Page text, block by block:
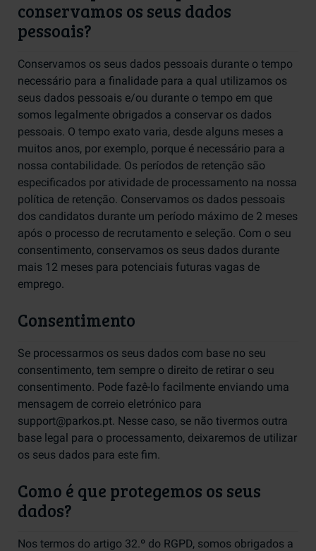
conservamos os seus dados
pessoais?
Conservamos os seus dados pessoais durante o tempo
necessário para a finalidade para a qual utilizamos os
seus dados pessoais e/ou durante o tempo em que
somos legalmente obrigados a conservar os dados
pessoais. O tempo exato varia, desde alguns meses a
muitos anos, por exemplo, porque é necessário para a
nossa contabilidade. Os períodos de retenção são
especificados por atividade de processamento na nossa
política de retenção. Conservamos os dados pessoais
dos candidatos durante um período máximo de 2 meses
após o processo de recrutamento e seleção. Com o seu
consentimento, conservamos os seus dados durante
mais 12 meses para potenciais futuras vagas de
emprego.
Consentimento
Se processarmos os seus dados com base no seu
consentimento, tem sempre o direito de retirar o seu
consentimento. Pode fazê-lo facilmente enviando uma
mensagem de correio eletrónico para
support@parkos.pt. Nesse caso, se não tivermos outra
base legal para o processamento, deixaremos de utilizar
os seus dados para este fim.
Como é que protegemos os seus
dados?
Nos termos do artigo 32.º do RGPD, somos obrigados a